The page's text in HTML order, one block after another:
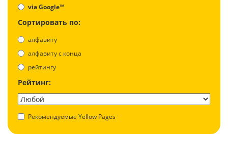
via Google™
Сортировать по:
алфавиту
aлфавиту с конца
рейтингу
Рейтинг:
Рекомендуемые Yellow Pages